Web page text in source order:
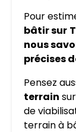
Pour
bâtir sur
nous
précises
Pensez
terrain sur
de
terrain à